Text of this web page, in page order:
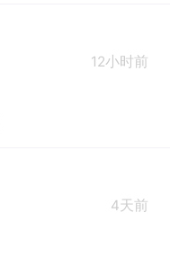
12小时前
4天前